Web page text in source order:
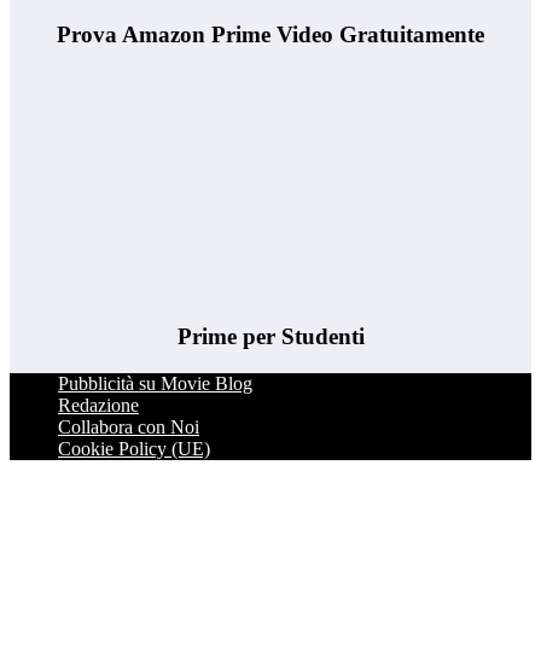
Prova Amazon Prime Video Gratuitamente
Prime per Studenti
Pubblicità su Movie Blog
Redazione
Collabora con Noi
Cookie Policy (UE)